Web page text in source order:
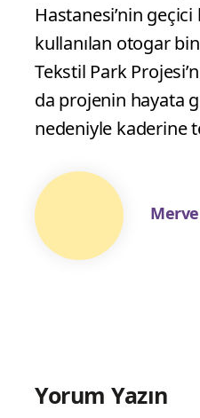
Hastanesi’nin
kullanılan otogar
Tekstil Park
da projenin hayata
nedeniyle kaderine
Yorum Yazın